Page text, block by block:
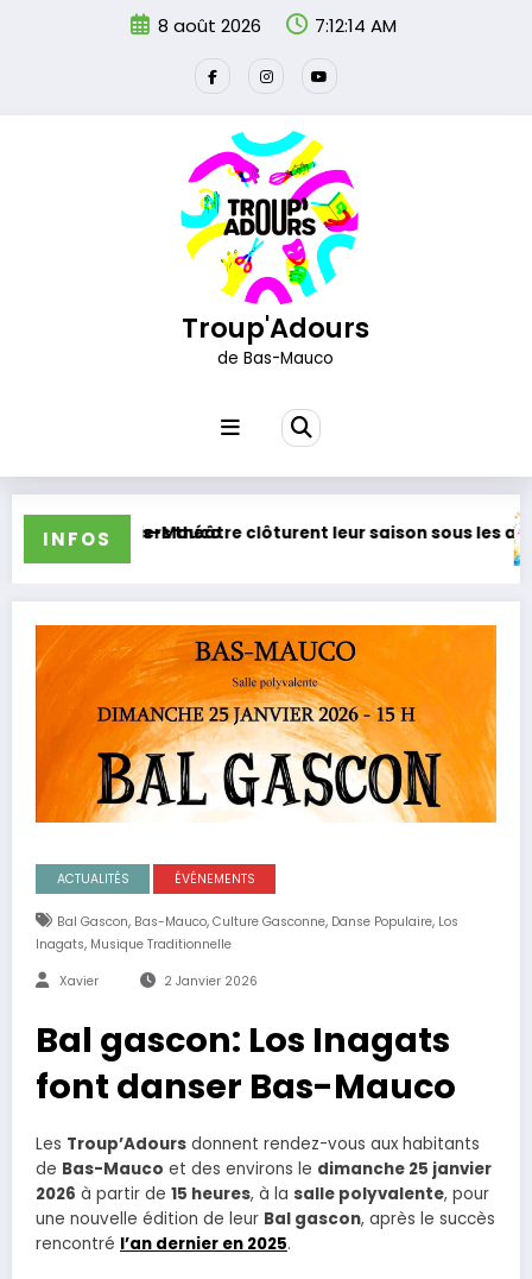
8 août 2026 7:12:15 AM
Troup'Adours
de Bas-Mauco
INFOS
clôturent leur saison sous les applaudissements
Les Troup’Adours
ACTUALITÉS ÉVÉNEMENTS
Bal Gascon, Bas-Mauco, Culture Gasconne, Danse Populaire, Los
Inagats, Musique Traditionnelle
Xavier 2 Janvier 2026
Bal gascon: Los Inagats
font danser Bas-Mauco
Les Troup’Adours donnent rendez-vous aux habitants
de Bas-Mauco et des environs le dimanche 25 janvier
2026 à partir de 15 heures, à la salle polyvalente, pour
une nouvelle édition de leur Bal gascon, après le succès
rencontré l’an dernier en 2025.